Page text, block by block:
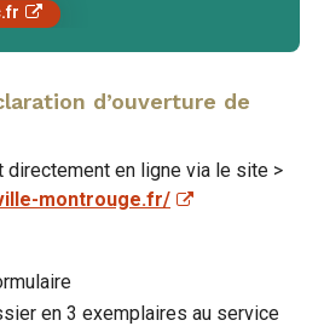
d’ouverture de
directement en ligne via le site >
montrouge.fr/
en 3 exemplaires au service